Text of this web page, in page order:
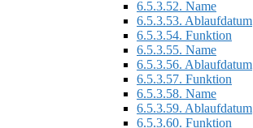
6.5.3.52. Name
6.5.3.53. Ablaufdatum
6.5.3.54. Funktion
6.5.3.55. Name
6.5.3.56. Ablaufdatum
6.5.3.57. Funktion
6.5.3.58. Name
6.5.3.59. Ablaufdatum
6.5.3.60. Funktion